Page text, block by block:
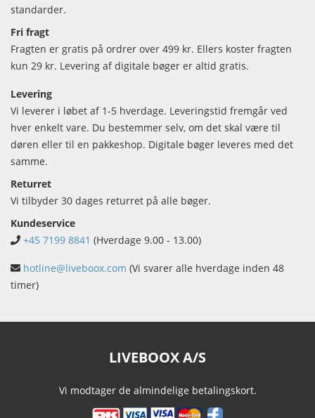
standarder.
Fri fragt
Fragten er gratis på ordrer over 499 kr. Ellers koster fragten
kun 29 kr. Levering af digitale bøger er altid gratis.
Levering
Vi leverer i løbet af 1-5 hverdage. Leveringstid fremgår ved
hver enkelt vare. Du bestemmer selv, om det skal være til
døren eller til en pakkeshop. Digitale bøger leveres med det
samme.
Returret
Vi tilbyder 30 dages returret på alle bøger.
Kundeservice
+45 7199 8841 (Hverdage 9.00 - 13.00)
hotline@liveboox.com (Vi svarer alle hverdage inden 48
timer)
LIVEBOOX A/S
Vi modtager de almindelige betalingskort.